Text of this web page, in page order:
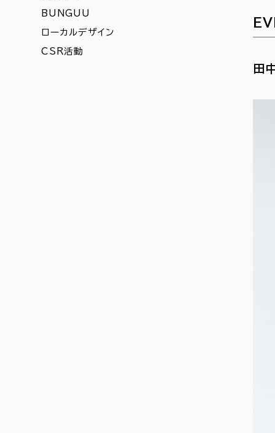
BUNGUU
ローカルデザイン
CSR活動
田